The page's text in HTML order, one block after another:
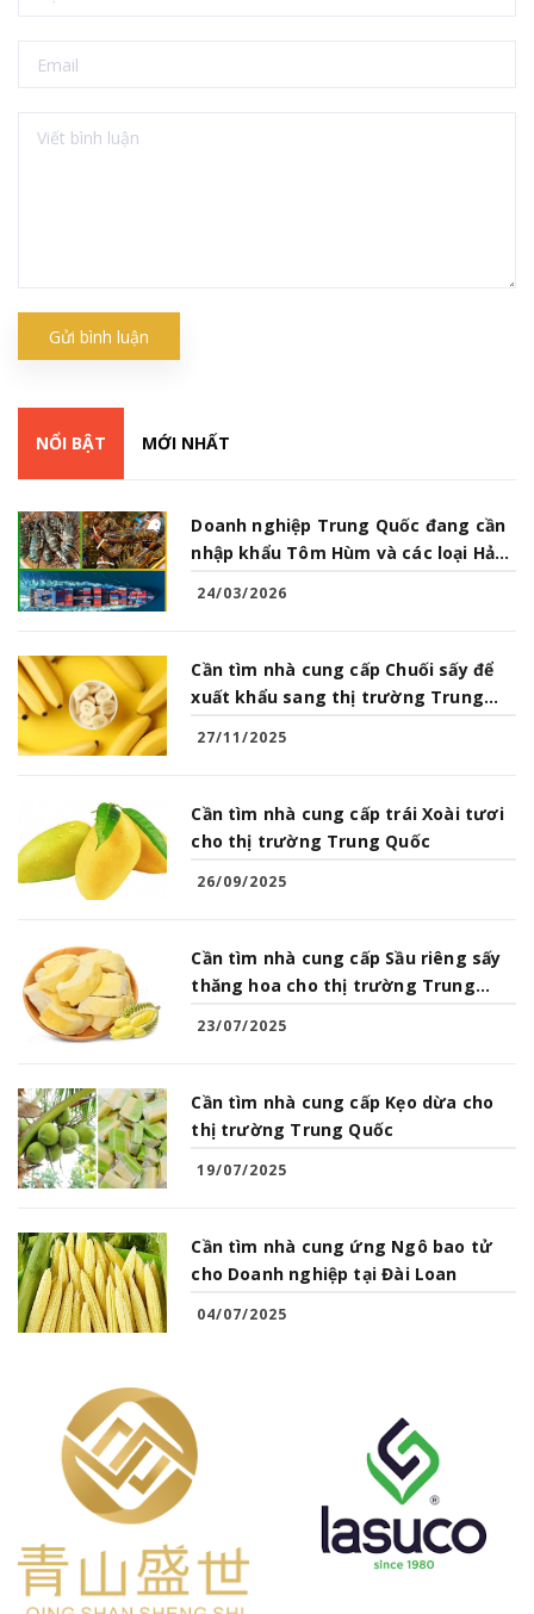
Gửi bình luận
NỔI BẬT MỚI NHẤT
Doanh nghiệp Trung Quốc đang cần
nhập khẩu Tôm Hùm và các loại Hải
24/03/2026
Cần tìm nhà cung cấp Chuối sấy để
xuất khẩu sang thị trường Trung
27/11/2025
Cần tìm nhà cung cấp trái Xoài tươi
cho thị trường Trung Quốc
26/09/2025
Cần tìm nhà cung cấp Sầu riêng sấy
thăng hoa cho thị trường Trung
23/07/2025
Cần tìm nhà cung cấp Kẹo dừa cho
thị trường Trung Quốc
19/07/2025
Cần tìm nhà cung ứng Ngô bao tử
cho Doanh nghiệp tại Đài Loan
04/07/2025